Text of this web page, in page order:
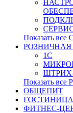
Показать
РОЗНИЧНАЯ
1С
Показать
ОБЩЕПИТ
ГОСТИНИЦА
ФИТНЕС-